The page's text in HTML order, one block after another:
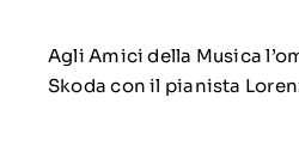
Agli Amici della Musica
Skoda con il pianista